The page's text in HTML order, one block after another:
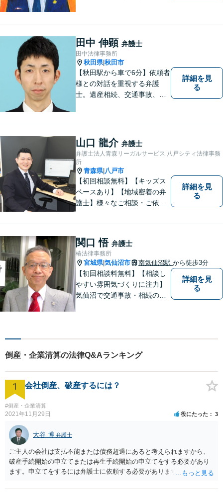
田中 伸顕 弁護士
田中法律事務所
秋田県|秋田市
【秋田駅から車で6分】依頼者
様との対話を重視する弁護
士。遺産相続、交通事故、離
く取り扱っております。お困
りごとがあれば、お一人で抱
え込むことなくぜひご相談く
ださい！【駐車場あり】
詳細を見
る
山口 龍介 弁護士
弁護士法人青森リーガルサービス 八戸シティ法律事務
所
青森県| 八戸市
【初回相談無料】【キッズス
ペースあり】【地域密着の弁
護士】様々なご相談・ご依頼
します。お困りの方はぜひご
詳細を見
る
関口 悟 弁護士
椿法律事務所
宮城県|気仙沼市 南気仙沼駅 から徒歩3分
【初回相談料無料】【相談し
やすい雰囲気づくりに注力】
気仙沼で交通事故・相続のこ
婚・刑事事件のご相談にも対
応します。【南気仙沼駅3分】
詳細を見
る
倒産・企業清算の法律Q&Aランキング
1 会社倒産、破産するには？
#倒産・企業清算
2021年11月29日 役にたった 3
大谷 博 弁護士
ご主人の会社は支払不能または債務超過にあると考えられますから、
破産手続開始の申立てまたは再生手続開始の申立てをする必要があり
ます。申立てをするには弁護士に依頼する必要がありますから、会社